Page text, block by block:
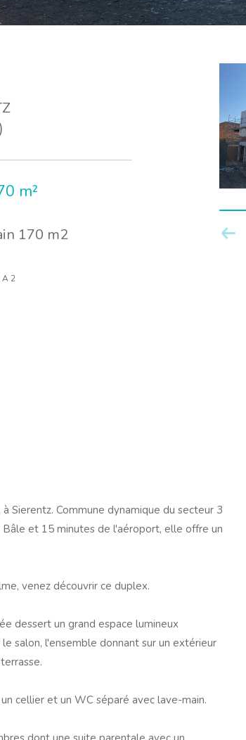
m²
170 m2
Sierentz. Commune dynamique du secteur 3
et 15 minutes de l'aéroport, elle offre un
venez découvrir ce duplex.
dessert un grand espace lumineux
salon, l'ensemble donnant sur un extérieur
cellier et un WC séparé avec lave-main.